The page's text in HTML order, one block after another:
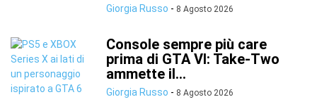
Giorgia Russo - 8 Agosto 2026
Console sempre più care
prima di GTA VI: Take-Two
ammette il...
Giorgia Russo - 8 Agosto 2026